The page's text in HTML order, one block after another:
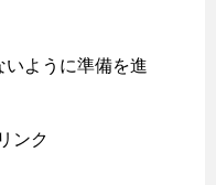
ように準備を進
ンク